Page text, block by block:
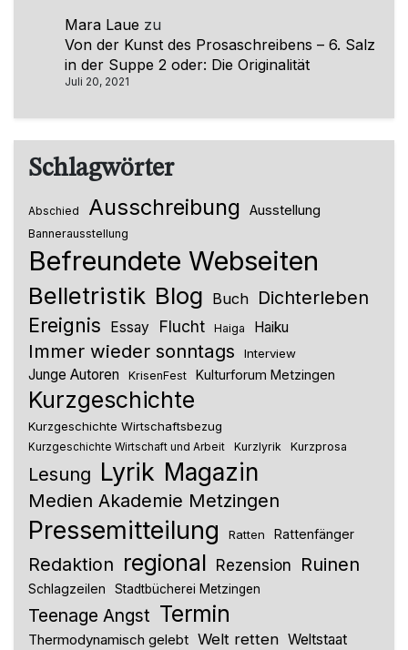
Mara Laue zu
Von der Kunst des Prosaschreibens – 6. Salz
in der Suppe 2 oder: Die Originalität
Juli 20, 2021
Schlagwörter
Abschied Ausschreibung Ausstellung
Bannerausstellung
Befreundete Webseiten
Belletristik Blog Buch Dichterleben
Ereignis Essay Flucht Haiga Haiku
Immer wieder sonntags Interview
Junge Autoren KrisenFest Kulturforum Metzingen
Kurzgeschichte
Kurzgeschichte Wirtschaftsbezug
Kurzgeschichte Wirtschaft und Arbeit Kurzlyrik Kurzprosa
Lesung Lyrik Magazin
Medien Akademie Metzingen
Pressemitteilung Ratten Rattenfänger
Redaktion regional Rezension Ruinen
Schlagzeilen Stadtbücherei Metzingen
Teenage Angst Termin
Thermodynamisch gelebt Welt retten Weltstaat